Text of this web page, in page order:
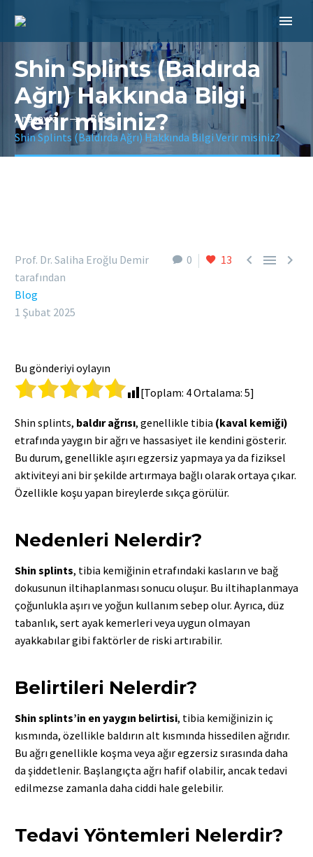
Shin Splints (Baldırda
Ağrı) Hakkında Bilgi
Verir misiniz?
Anasayfa
Blog
Shin Splints (Baldırda Ağrı) Hakkında Bilgi Verir misiniz?
0 13   
Prof. Dr. Saliha Eroğlu Demir
tarafından
Blog
1 Şubat 2025
Bu gönderiyi oylayın
[Toplam: 4Ortalama: 5]
Shin splints, baldır ağrısı, genellikle tibia (kaval kemiği)
etrafında yaygın bir ağrı ve hassasiyet ile kendini gösterir.
Bu durum, genellikle aşırı egzersiz yapmaya ya da fiziksel
aktiviteyi ani bir şekilde artırmaya bağlı olarak ortaya çıkar.
Özellikle koşu yapan bireylerde sıkça görülür.
Nedenleri Nelerdir?
Shin splints, tibia kemiğinin etrafındaki kasların ve bağ
dokusunun iltihaplanması sonucu oluşur. Bu iltihaplanmaya
çoğunlukla aşırı ve yoğun kullanım sebep olur. Ayrıca, düz
tabanlık, sert ayak kemerleri veya uygun olmayan
ayakkabılar gibi faktörler de riski artırabilir.
Belirtileri Nelerdir?
Shin splints’in en yaygın belirtisi, tibia kemiğinizin iç
kısmında, özellikle baldırın alt kısmında hissedilen ağrıdır.
Bu ağrı genellikle koşma veya ağır egzersiz sırasında daha
da şiddetlenir. Başlangıçta ağrı hafif olabilir, ancak tedavi
edilmezse zamanla daha ciddi hale gelebilir.
Tedavi Yöntemleri Nelerdir?